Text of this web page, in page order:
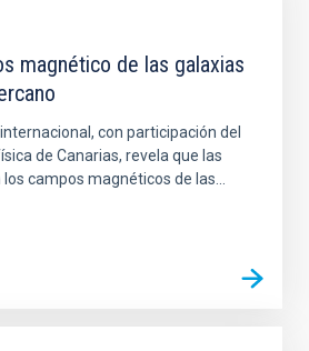
magnético de las galaxias
con participación del
de Canarias, revela que las
campos magnéticos de las...